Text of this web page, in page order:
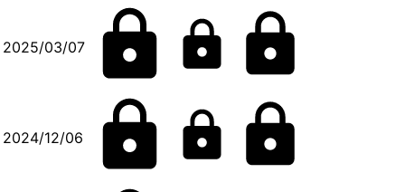
2025/03/07
2024/12/06